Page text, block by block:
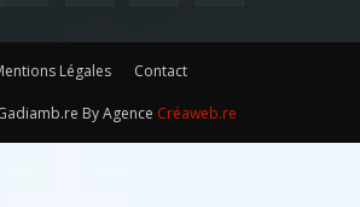
Légales Contact
By Agence Créaweb.re